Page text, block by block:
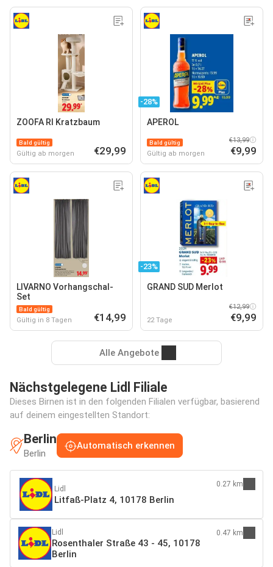
ZOOFA RI Kratzbaum
Bald gültig
Gültig ab morgen €29,99
-28%
APEROL
Bald gültig
Gültig ab morgen
€13,99
€9,99
LIVARNO Vorhangschal-
Set
Bald gültig
Gültig in 8 Tagen €14,99
-23%
GRAND SUD Merlot
22 Tage
€12,99
€9,99
Alle Angebote
Nächstgelegene Lidl Filiale
Dieses Birnen ist in den folgenden Filialen verfügbar, basierend
auf deinem eingestellten Standort:
Berlin
Berlin
Automatisch erkennen
Lidl
Litfaß-Platz 4, 10178 Berlin
0.27 km
Lidl
Rosenthaler Straße 43 - 45, 10178
Berlin
0.47 km